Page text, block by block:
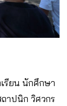
รียน นักศึกษา
าปนิก วิศวกร